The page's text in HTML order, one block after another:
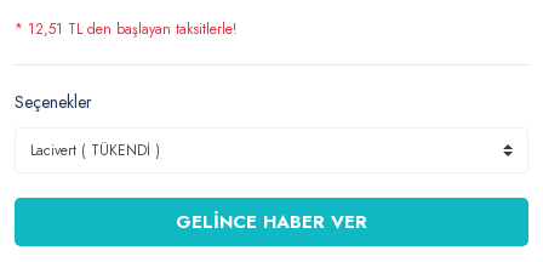
* 12,51 TL den başlayan taksitlerle!
Seçenekler
GELİNCE HABER VER